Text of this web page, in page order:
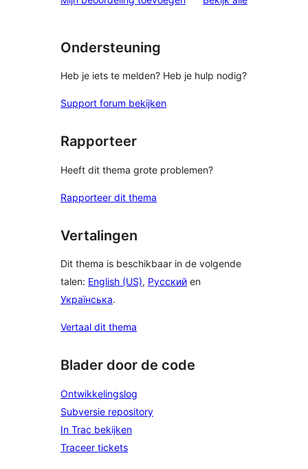
Ondersteuning
Heb je iets te melden? Heb je hulp nodig?
Support forum bekijken
Rapporteer
Heeft dit thema grote problemen?
Rapporteer dit thema
Vertalingen
Dit thema is beschikbaar in de volgende
talen: English (US), Русский en
Українська.
Vertaal dit thema
Blader door de code
Ontwikkelingslog
Subversie repository
In Trac bekijken
Traceer tickets